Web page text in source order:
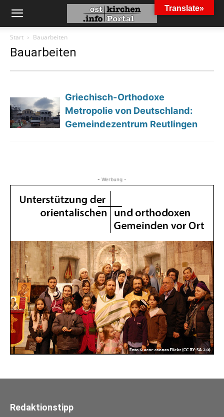
Start Bauarbeiten
Bauarbeiten
Griechisch-Orthodoxe
Metropolie von Deutschland:
Gemeindezentrum Reutlingen
- Werbung -
Redaktionstipp
Translate»